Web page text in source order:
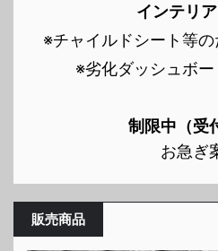
インテリ
※チャイルドシート等
※劣化ダッシュボ
制限中（受
お急ぎ
販売商品